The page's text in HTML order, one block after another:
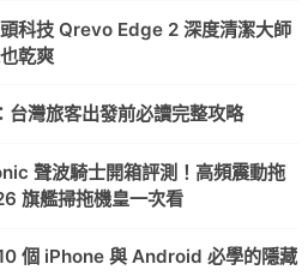
科技 Qrevo Edge 2 深度清潔大師
乾爽
灣旅客出發前必讀完整攻略
聲波騎士開箱評測！高頻震動拖
旗艦掃拖機皇一次看
個 iPhone 與 Android 必學的隱藏